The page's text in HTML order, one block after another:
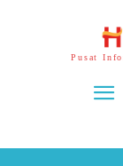
Pusat